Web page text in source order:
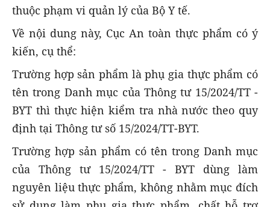
thuộc phạm vi quản lý của Bộ Y tế.
Về nội dung này, Cục An toàn thực phẩm có ý
kiến, cụ thể:
Trường hợp sản phẩm là phụ gia thực phẩm có
tên trong Danh mục của Thông tư 15/2024/TT -
BYT thì thực hiện kiểm tra nhà nước theo quy
định tại Thông tư số 15/2024/TT-BYT.
Trường hợp sản phẩm có tên trong Danh mục
của Thông tư 15/2024/TT - BYT dùng làm
nguyên liệu thực phẩm, không nhằm mục đích